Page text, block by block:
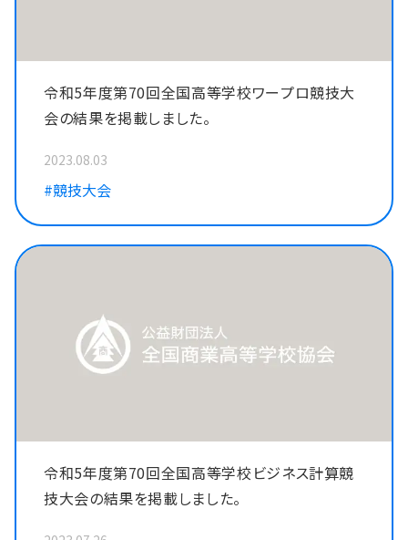
令和5年度第70回全国高等学校ワープロ競技大
会の結果を掲載しました。
2023.08.03
#競技大会
令和5年度第70回全国高等学校ビジネス計算競
技大会の結果を掲載しました。